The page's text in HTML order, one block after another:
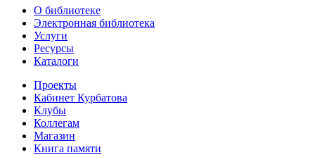
О библиотеке
Электронная библиотека
Услуги
Ресурсы
Каталоги
Проекты
Кабинет Курбатова
Клубы
Коллегам
Магазин
Книга памяти